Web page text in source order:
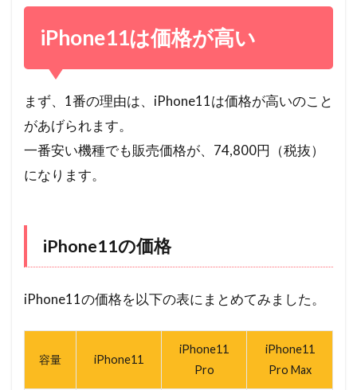
iPhone11は価格が高い
まず、1番の理由は、iPhone11は価格が高いのこと
があげられます。
一番安い機種でも販売価格が、74,800円（税抜）
になります。
iPhone11の価格
iPhone11の価格を以下の表にまとめてみました。
容量 iPhone11
iPhone11
Pro
iPhone11
Pro Max